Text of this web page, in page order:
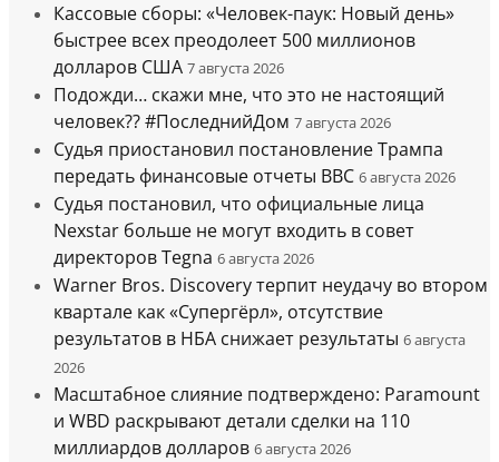
Кассовые сборы: «Человек-паук: Новый день»
быстрее всех преодолеет 500 миллионов
долларов США 7 августа 2026
Подожди… скажи мне, что это не настоящий
человек?? #ПоследнийДом 7 августа 2026
Судья приостановил постановление Трампа
передать финансовые отчеты BBC 6 августа 2026
Судья постановил, что официальные лица
Nexstar больше не могут входить в совет
директоров Tegna 6 августа 2026
Warner Bros. Discovery терпит неудачу во втором
квартале как «Супергёрл», отсутствие
результатов в НБА снижает результаты 6 августа
2026
Масштабное слияние подтверждено: Paramount
и WBD раскрывают детали сделки на 110
миллиардов долларов 6 августа 2026